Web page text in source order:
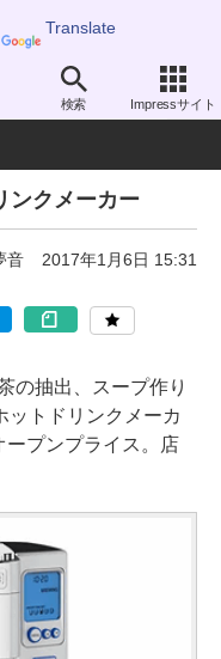
Translate
検索 Impressサイト
コーヒーメーカー
ンクメーカー
音 2017年1月6日 15:31
の抽出、スープ作り
ットドリンクメーカ
ープンプライス。店